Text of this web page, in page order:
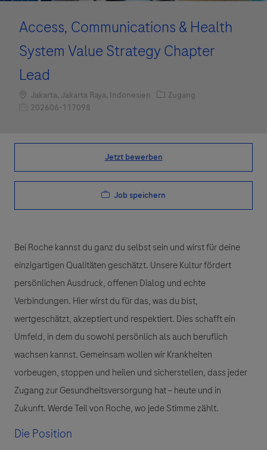
Access, Communications & Health
System Value Strategy Chapter
Lead
Standort
Jakarta, Jakarta Raya, Indonesien Kategorie
Zugang
Job-ID202606-117098
Jetzt bewerben
Job speichern
Bei Roche kannst du ganz du selbst sein und wirst für deine
einzigartigen Qualitäten geschätzt. Unsere Kultur fördert
persönlichen Ausdruck, offenen Dialog und echte
Verbindungen. Hier wirst du für das, was du bist,
wertgeschätzt, akzeptiert und respektiert. Dies schafft ein
Umfeld, in dem du sowohl persönlich als auch beruflich
wachsen kannst. Gemeinsam wollen wir Krankheiten
vorbeugen, stoppen und heilen und sicherstellen, dass jeder
Zugang zur Gesundheitsversorgung hat – heute und in
Zukunft. Werde Teil von Roche, wo jede Stimme zählt.
Die Position